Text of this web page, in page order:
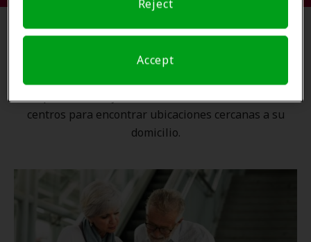
Reject
Accept
Gracias a nuestra
, ningún proveedor de
centros para encontrar ubicaciones cercanas a su
domicilio.